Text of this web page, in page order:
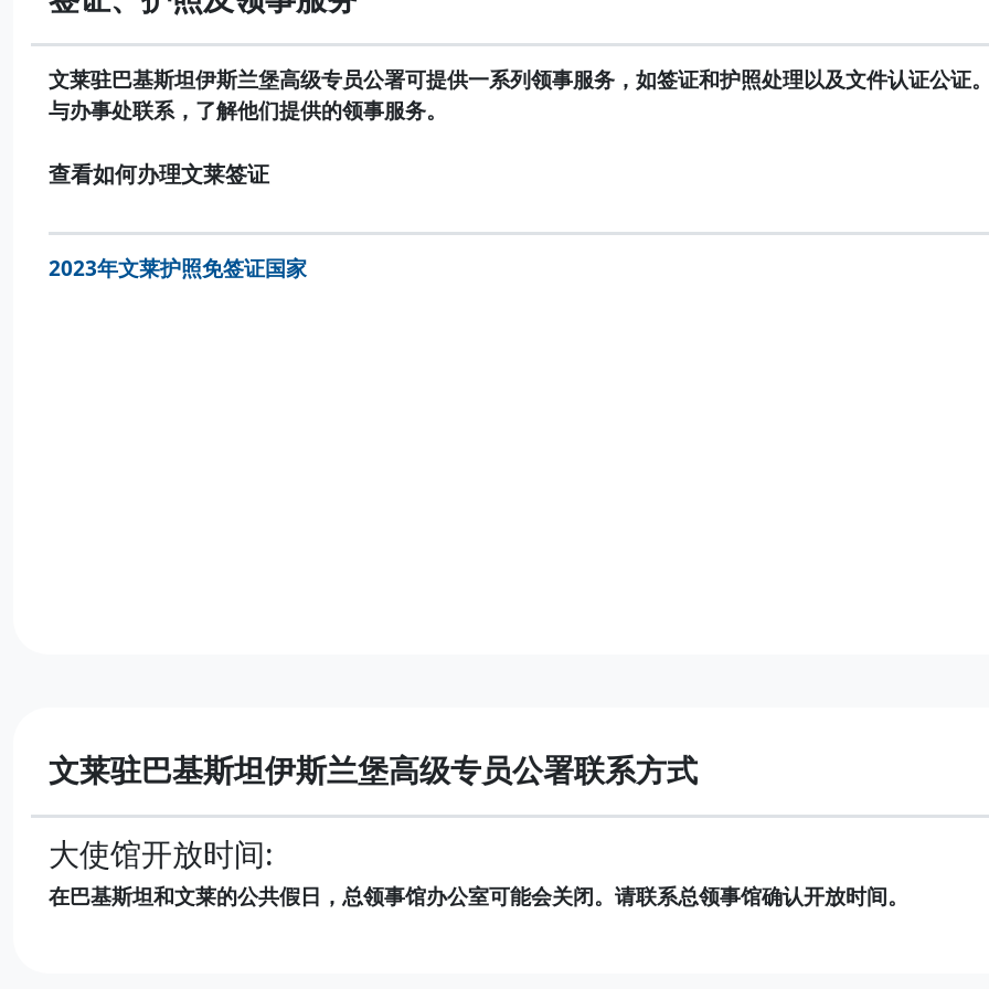
文莱驻巴基斯坦伊斯兰堡高级专员公署可提供一系列领事服务，如签证和护照处理以及文件认证公证
与办事处联系，了解他们提供的领事服务。
查看如何办理文莱签证
2023年文莱护照免签证国家
文莱驻巴基斯坦伊斯兰堡高级专员公署联系方式
大使馆开放时间:
在巴基斯坦和文莱的公共假日，总领事馆办公室可能会关闭。请联系总领事馆确认开放时间。